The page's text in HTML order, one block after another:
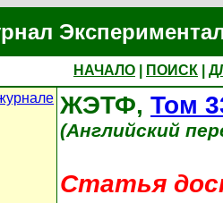
НАЧАЛО ПОИСК
ЖЭТФ, Том
(Английский
Статья